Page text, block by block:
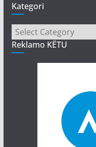
Kategori
Kategori
Reklamo KËTU